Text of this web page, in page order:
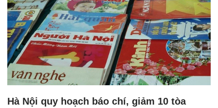
Hà Nội quy hoạch báo chí, giảm 10 tòa